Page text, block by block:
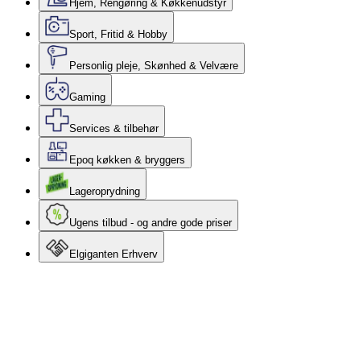
Hjem, Rengøring & Køkkenudstyr
Sport, Fritid & Hobby
Personlig pleje, Skønhed & Velvære
Gaming
Services & tilbehør
Epoq køkken & bryggers
Lageroprydning
Ugens tilbud - og andre gode priser
Elgiganten Erhverv